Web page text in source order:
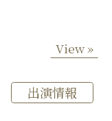
View »
出演情報